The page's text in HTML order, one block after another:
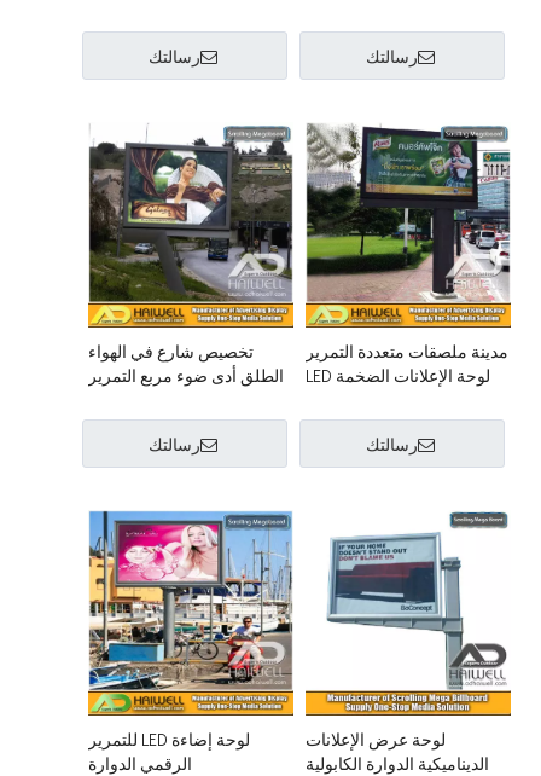
رسالتك رسالتك
مدينة ملصقات متعددة التمرير
لوحة الإعلانات الضخمة LED
رسالتك
تخصيص شارع في الهواء
الطلق أدى ضوء مربع التمرير
رسالتك
لوحة عرض الإعلانات
الديناميكية الدوارة الكابولية
لوحة إضاءة LED للتمرير
الرقمي الدوارة